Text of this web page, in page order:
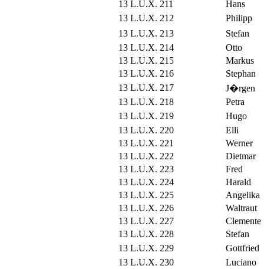
13 L.U.X. 211
Hans
13 L.U.X. 212
Philipp
13 L.U.X. 213
Stefan
13 L.U.X. 214
Otto
13 L.U.X. 215
Markus
13 L.U.X. 216
Stephan
13 L.U.X. 217
J�rgen
13 L.U.X. 218
Petra
13 L.U.X. 219
Hugo
13 L.U.X. 220
Elli
13 L.U.X. 221
Werner
13 L.U.X. 222
Dietmar
13 L.U.X. 223
Fred
13 L.U.X. 224
Harald
13 L.U.X. 225
Angelika
13 L.U.X. 226
Waltraut
13 L.U.X. 227
Clemente
13 L.U.X. 228
Stefan
13 L.U.X. 229
Gottfried
13 L.U.X. 230
Luciano